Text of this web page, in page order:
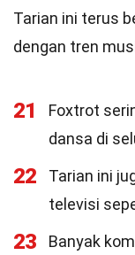
Tarian ini terus
dengan tren
21
Foxtrot
dansa di
22
Tarian ini
televisi
23
Banyak